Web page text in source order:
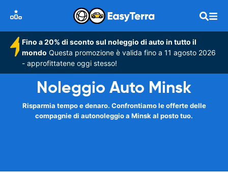
Fino a 20% di sconto sul noleggio di auto in tutto il
mondo Questa promozione è valida fino a 11 agosto 2026
- approfittatene oggi stesso!
Noleggio Auto Minsk
Risparmia tempo e denaro. Confrontiamo le offerte delle
compagnie di autonoleggio a Minsk al posto tuo.